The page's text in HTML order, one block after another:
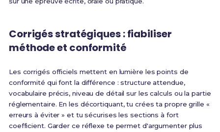
Corrigés stratégiques : fiabiliser
méthode et conformité
Les corrigés officiels mettent en lumière les points de
conformité qui font la différence : structure attendue,
vocabulaire précis, niveau de détail sur les calculs ou la partie
réglementaire. En les décortiquant, tu crées ta propre grille «
erreurs à éviter » et tu sécurises les sections à fort
coefficient. Garder ce réflexe te permet d'argumenter plus